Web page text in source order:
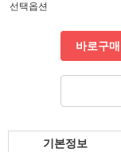
선택옵션
바로구매
기본정보